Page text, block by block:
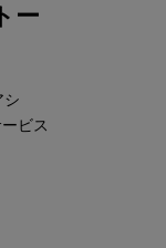
ー
シ
ビス